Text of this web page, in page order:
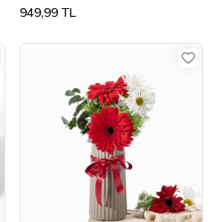
949,99 TL